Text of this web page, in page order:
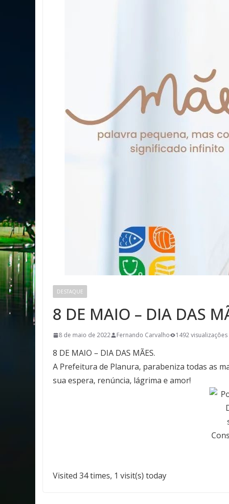
DESTAQUE
8 DE MAIO – DIA DAS
8 de maio de 2022 Fernando Carvalho 1492 visualizações
8 DE MAIO – DIA DAS MÃES.
A Prefeitura de Planura, parabeniza todas as
sua espera, renúncia, lágrima e amor!
Visited 34 times, 1 visit(s) today